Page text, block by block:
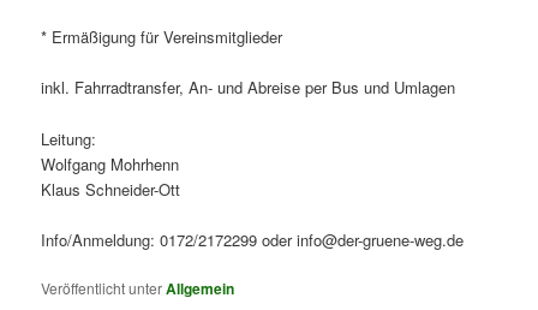
* Ermäßigung für Vereinsmitglieder
inkl. Fahrradtransfer, An- und Abreise per Bus und Umlagen
Leitung:
Wolfgang Mohrhenn
Klaus Schneider-Ott
Info/Anmeldung: 0172/2172299 oder info@der-gruene-weg.de
Veröffentlicht unterAllgemein